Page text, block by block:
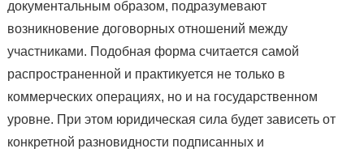
документальным образом, подразумевают
возникновение договорных отношений между
участниками. Подобная форма считается самой
распространенной и практикуется не только в
коммерческих операциях, но и на государственном
уровне. При этом юридическая сила будет зависеть от
конкретной разновидности подписанных и